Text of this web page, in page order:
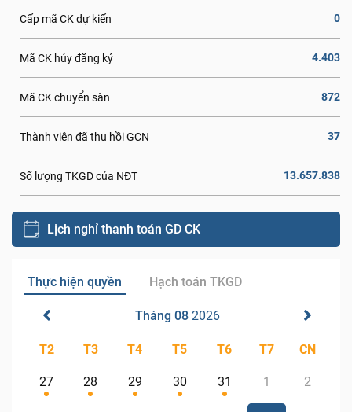
Cấp mã CK dự kiến 0
Mã CK hủy đăng ký 4.403
Mã CK chuyển sàn 872
Thành viên đã thu hồi GCN 37
Số lượng TKGD của NĐT 13.657.838
Lịch nghỉ thanh toán GD CK
Thực hiện quyền Hạch toán TKGD
Tháng 08 2026
T2 T3 T4 T5 T6 T7 CN
27 28 29 30 31 1 2